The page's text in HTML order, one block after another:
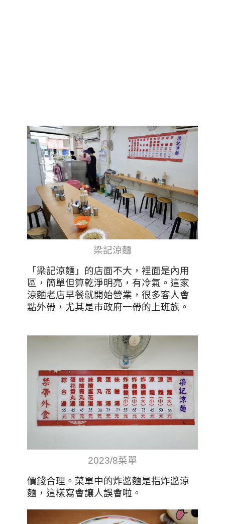
梁記涼麵
「梁記涼麵」的店面不大，裡面是內用
區，簡單但算乾淨明亮，有冷氣。這家
涼麵老店早餐就開始營業，很多客人會
點外帶，尤其是市政府一帶的上班族。
2023/8菜單
價錢合理。菜單中的炸醬麵是指炸醬涼
麵，這樣寫會讓人誤會啦。